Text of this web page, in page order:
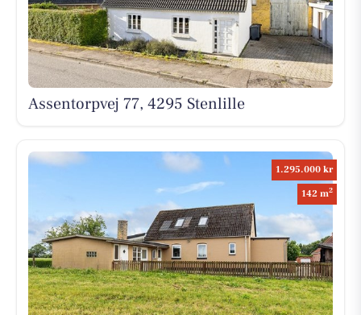
Assentorpvej 77, 4295 Stenlille
1.295.000 kr
142 m2